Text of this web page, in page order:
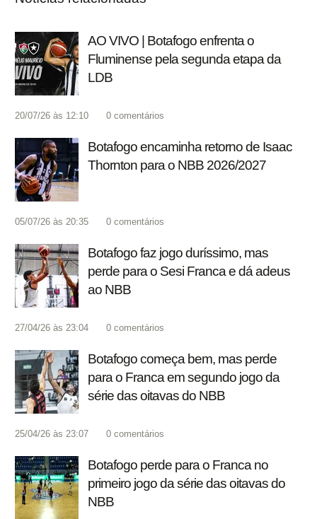
AO VIVO | Botafogo enfrenta o
Fluminense pela segunda etapa da
LDB
20/07/26 às 12:10 0 comentários
Botafogo encaminha retorno de Isaac
Thornton para o NBB 2026/2027
05/07/26 às 20:35 0 comentários
Botafogo faz jogo duríssimo, mas
perde para o Sesi Franca e dá adeus
ao NBB
27/04/26 às 23:04 0 comentários
Botafogo começa bem, mas perde
para o Franca em segundo jogo da
série das oitavas do NBB
25/04/26 às 23:07 0 comentários
Botafogo perde para o Franca no
primeiro jogo da série das oitavas do
NBB